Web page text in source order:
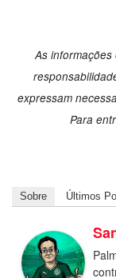
As
expressam
Para
Sobre Últimos